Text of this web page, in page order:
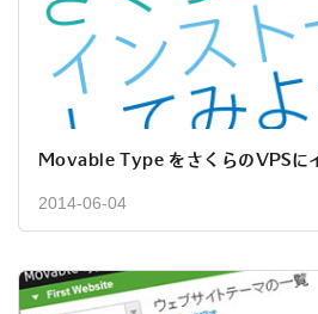
Movable Type をさくらのVPSに
2014-06-04